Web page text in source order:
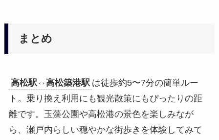
まとめ
高松駅⇔高松築港駅 は徒歩約5〜7分の簡単ルー
ト。乗り換え利用にも観光散策にもぴったりの距
離です。玉藻公園や高松港の景色を楽しみなが
ら、瀬戸内らしい穏やかな街歩きを体験してみて